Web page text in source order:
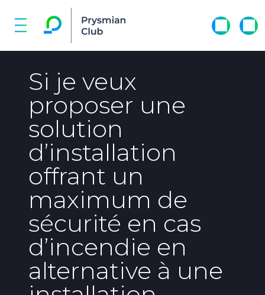
Si je veux
proposer une
solution
d’installation
offrant un
maximum de
sécurité en cas
d’incendie en
alternative à une